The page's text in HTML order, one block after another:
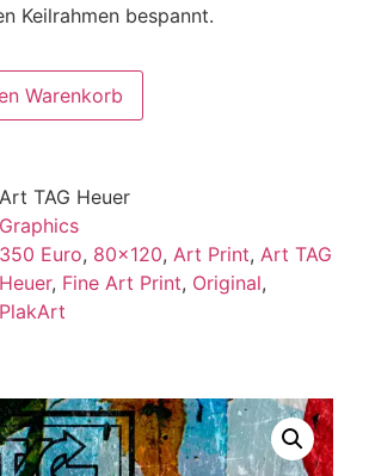
Keilrahmen bespannt.
Warenkorb
Art TAG Heuer
Graphics
350 Euro, 80x120, Art Print, Art TAG
Heuer, Fine Art Print, Original,
PlakArt